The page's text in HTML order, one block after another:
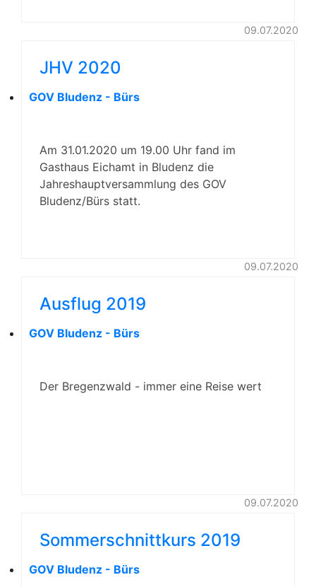
09.07.2020
JHV 2020
GOV Bludenz - Bürs
Am 31.01.2020 um 19.00 Uhr fand im
Gasthaus Eichamt in Bludenz die
Jahreshauptversammlung des GOV
Bludenz/Bürs statt.
09.07.2020
Ausflug 2019
GOV Bludenz - Bürs
Der Bregenzwald - immer eine Reise wert
09.07.2020
Sommerschnittkurs 2019
GOV Bludenz - Bürs